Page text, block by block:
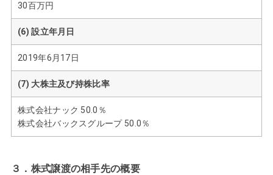
30百万円
(6) 設立年月日
2019年6月17日
(7) 大株主及び持株比率
株式会社ナック 50.0％
株式会社バックスグループ 50.0％
３．株式譲渡の相手先の概要